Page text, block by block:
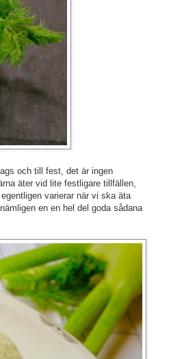
och till fest, det är ingen
äter vid lite festligare tillfällen,
varierar när vi ska äta
en en hel del goda sådana